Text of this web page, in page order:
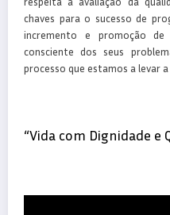
chaves para o sucesso de
incremento e promoção de
consciente dos seus
processo que estamos a levar a
“Vida com Dignidade e